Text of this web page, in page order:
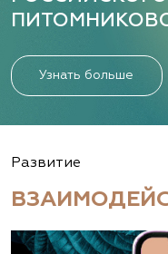
Узнать больше
Развитие